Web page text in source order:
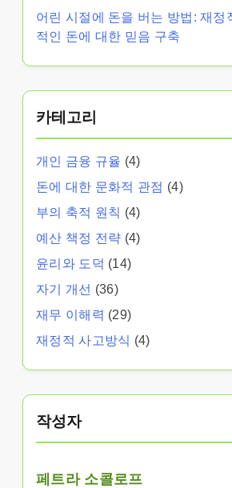
어린 시절에 돈을 버는 방법: 재정
적인 돈에 대한 믿음 구축
카테고리
개인 금융 규율 (4)
돈에 대한 문화적 관점 (4)
부의 축적 원칙 (4)
예산 책정 전략 (4)
윤리와 도덕 (14)
자기 개선 (36)
재무 이해력 (29)
재정적 사고방식 (4)
작성자
페트라 소콜로프